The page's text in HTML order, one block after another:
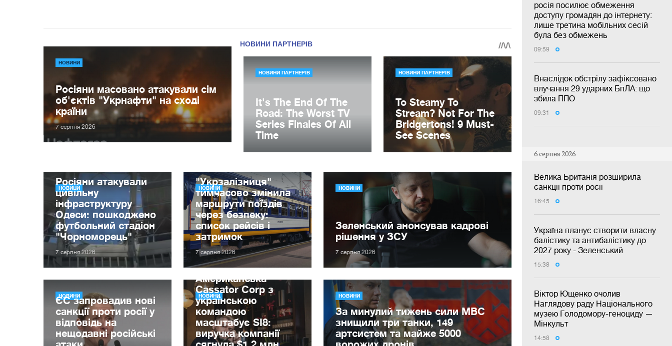
росія посилює обмеження
доступу громадян до інтернету:
лише третина мобільних сесій
була без обмежень
09:59
Внаслідок обстрілу зафіксовано
влучання 29 ударних БпЛА: що
збила ППО
09:31
6 серпня 2026
Велика Британія розширила
санкції проти росії
16:45
Україна планує створити власну
балістику та антибалістику до
2027 року - Зеленський
15:38
Віктор Ющенко очолив
Наглядову раду Національного
музею Голодомору-геноциду —
Мінкульт
14:58
НОВИНИ
Росіяни масовано атакували сім
об'єктів "Укрнафти" на сході
країни
7 серпня 2026
НОВИНИ
Росіяни атакували
цивільну
інфраструктуру
Одеси: пошкоджено
футбольний стадіон
"Чорноморець"
7 серпня 2026
НОВИНИ
"Укрзалізниця"
тимчасово змінила
маршрути поїздів
через безпеку:
список рейсів і
затримок
7 серпня 2026
НОВИНИ
Зеленський анонсував кадрові
рішення у ЗСУ
7 серпня 2026
НОВИНИ
ЄС запровадив нові
санкції проти росії у
відповідь на
нещодавні російські
НОВИНИ
Американська
Cassator Corp з
українською
командою
масштабує SI8:
виручка компанії
НОВИНИ
За минулий тижень сили МВС
знищили три танки, 149
артсистем та майже 5000